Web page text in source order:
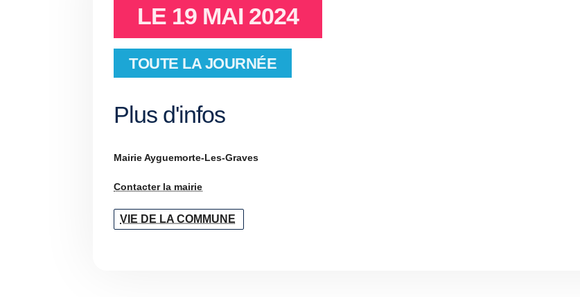
LE 19 MAI 2024
TOUTE LA JOURNÉE
Plus d'infos
Mairie Ayguemorte-Les-Graves
Contacter la mairie
VIE DE LA COMMUNE